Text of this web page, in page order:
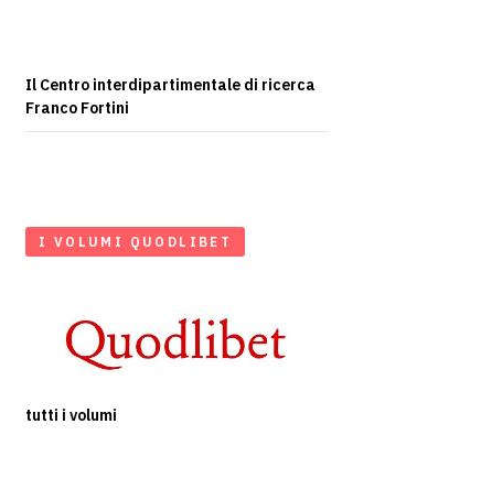
Il Centro interdipartimentale di ricerca
Franco Fortini
I VOLUMI QUODLIBET
tutti i volumi